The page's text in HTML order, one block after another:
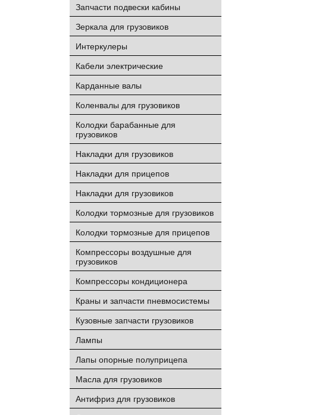
Запчасти подвески кабины
Зеркала для грузовиков
Интеркулеры
Кабели электрические
Карданные валы
Коленвалы для грузовиков
Колодки барабанные для
грузовиков
Накладки для грузовиков
Накладки для прицепов
Накладки для грузовиков
Колодки тормозные для грузовиков
Колодки тормозные для прицепов
Компрессоры воздушные для
грузовиков
Компрессоры кондиционера
Краны и запчасти пневмосистемы
Кузовные запчасти грузовиков
Лампы
Лапы опорные полуприцепа
Масла для грузовиков
Антифриз для грузовиков